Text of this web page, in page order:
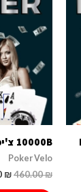
10000B צ'יפים לPoker Velo
Poker Velo
460.00₪
₪